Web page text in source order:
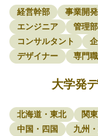
経営幹部 事業開
エンジニア
管理
コンサルタント
デザイナー
専門職
大学発
北海道・東北 関東
中国・四国
九州